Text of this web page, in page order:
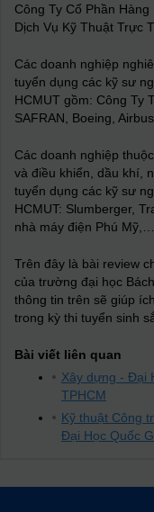
Công Ty Cổ Phần
Dịch Vụ Kỹ Thuật Trực
Các doanh nghiệp
tuyển dụng các kỹ sư
HCMUT gồm: Công Ty
SAFRAN, Boeing,
Các doanh nghiệp
và điều khiển, dầu khí,
tuyển dụng các kỹ sư
HCMUT: Slumberger,
nhà máy điện Phú Mỹ,…
Trên đây là bài review
của trường đại học
thông tin trên sẽ giúp
trong kỳ thi tuyển sinh
Bài viết liên quan
Xây dựng - Đại
TPHCM
Kỹ thuật Công
Đại Học Quốc